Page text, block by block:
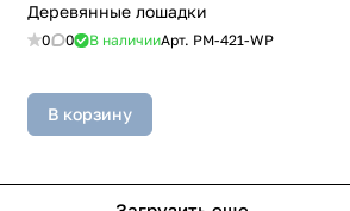
Деревянные лошадки
0 0 В наличииАрт. PM-421-WP
В корзину